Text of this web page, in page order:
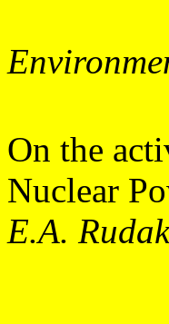
On the
Nuclear
E.A.